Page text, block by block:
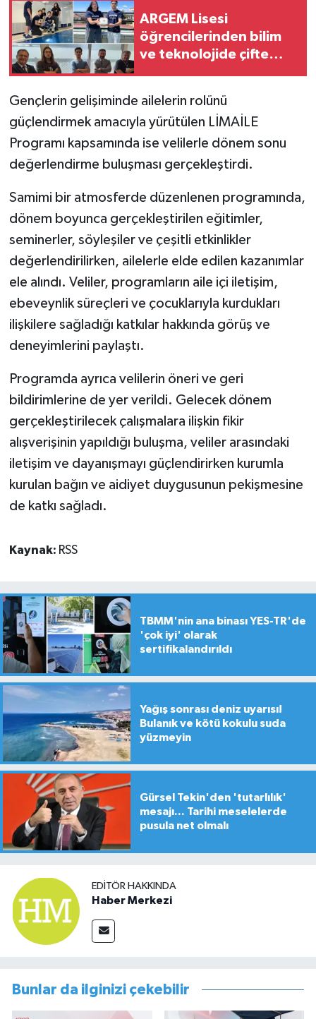
ARGEM Lisesi
öğrencilerinden bilim
ve teknolojide çifte
Gençlerin gelişiminde ailelerin rolünü
güçlendirmek amacıyla yürütülen LİMAİLE
Programı kapsamında ise velilerle dönem sonu
değerlendirme buluşması gerçekleştirdi.
Samimi bir atmosferde düzenlenen programında,
dönem boyunca gerçekleştirilen eğitimler,
seminerler, söyleşiler ve çeşitli etkinlikler
değerlendirilirken, ailelerle elde edilen kazanımlar
ele alındı. Veliler, programların aile içi iletişim,
ebeveynlik süreçleri ve çocuklarıyla kurdukları
ilişkilere sağladığı katkılar hakkında görüş ve
deneyimlerini paylaştı.
Programda ayrıca velilerin öneri ve geri
bildirimlerine de yer verildi. Gelecek dönem
gerçekleştirilecek çalışmalara ilişkin fikir
alışverişinin yapıldığı buluşma, veliler arasındaki
iletişim ve dayanışmayı güçlendirirken kurumla
kurulan bağın ve aidiyet duygusunun pekişmesine
de katkı sağladı.
Kaynak: RSS
TBMM'nin ana binası YES-TR'de
'çok iyi' olarak
sertifikalandırıldı
Yağış sonrası deniz uyarısı!
Bulanık ve kötü kokulu suda
yüzmeyin
Gürsel Tekin'den 'tutarlılık'
mesajı... Tarihi meselelerde
pusula net olmalı
EDITÖR HAKKINDA
Haber Merkezi
Bunlar da ilginizi çekebilir